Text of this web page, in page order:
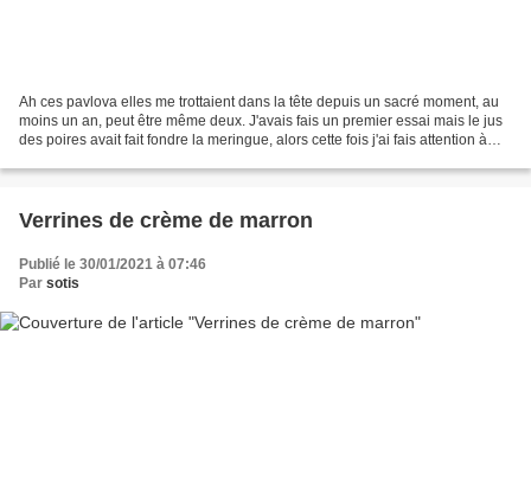
Ah ces pavlova elles me trottaient dans la tête depuis un sacré moment, au
moins un an, peut être même deux. J'avais fais un premier essai mais le jus
des poires avait fait fondre la meringue, alors cette fois j'ai fais attention à
Verrines de crème de marron
Publié le 30/01/2021 à 07:46
Par sotis